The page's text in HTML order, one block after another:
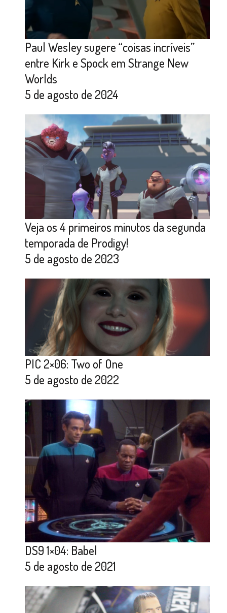
Paul Wesley sugere “coisas incríveis”
entre Kirk e Spock em Strange New
Worlds
5 de agosto de 2024
Veja os 4 primeiros minutos da segunda
temporada de Prodigy!
5 de agosto de 2023
PIC 2×06: Two of One
5 de agosto de 2022
DS9 1×04: Babel
5 de agosto de 2021